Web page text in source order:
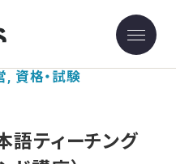
, 資格・試験
語ティーチング